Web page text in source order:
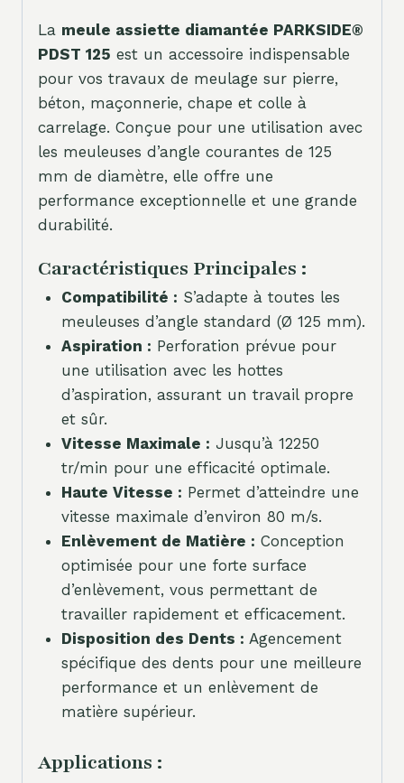
La meule assiette diamantée PARKSIDE®
PDST 125 est un accessoire indispensable
pour vos travaux de meulage sur pierre,
béton, maçonnerie, chape et colle à
carrelage. Conçue pour une utilisation avec
les meuleuses d’angle courantes de 125
mm de diamètre, elle offre une
performance exceptionnelle et une grande
durabilité.
Caractéristiques Principales :
Compatibilité : S’adapte à toutes les
meuleuses d’angle standard (Ø 125 mm).
Aspiration : Perforation prévue pour
une utilisation avec les hottes
d’aspiration, assurant un travail propre
et sûr.
Vitesse Maximale : Jusqu’à 12250
tr/min pour une efficacité optimale.
Haute Vitesse : Permet d’atteindre une
vitesse maximale d’environ 80 m/s.
Enlèvement de Matière : Conception
optimisée pour une forte surface
d’enlèvement, vous permettant de
travailler rapidement et efficacement.
Disposition des Dents : Agencement
spécifique des dents pour une meilleure
performance et un enlèvement de
matière supérieur.
Applications :